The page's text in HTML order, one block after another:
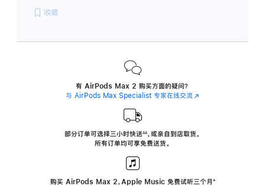
收藏
有 AirPods Max 2 购买方面的疑问？
与 AirPods Max Specialist 专家在线交流(在
中
部分订单可选择三小时快送∆∆， 或亲自到店取货。
所有订单均可享免费送货。
购买 AirPods Max 2，Apple Music 免费试听三个月 ‍脚
‍⁺